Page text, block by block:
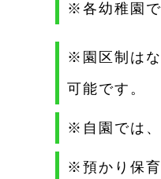
※各幼稚園で
※園区制は
可能です。
※自園では、
※預かり保育